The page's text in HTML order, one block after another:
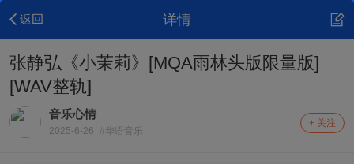
详情
张静弘《小茉莉》[MQA雨林头版限量版]
[WAV整轨]
音乐心情
2025-6-26 #华语音乐
+ 关注